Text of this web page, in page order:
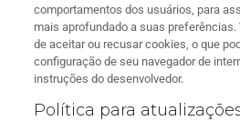
comportamentos dos usuários, para
mais aprofundado a suas
de aceitar ou recusar cookies, o que
configuração de seu navegador de
instruções do desenvolvedor.
Política para